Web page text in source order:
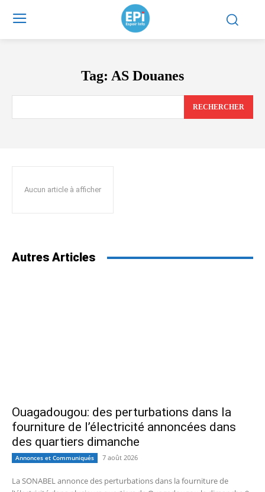
Tag: AS Douanes
RECHERCHER
Aucun article à afficher
Autres Articles
Ouagadougou: des perturbations dans la
fourniture de l’électricité annoncées dans
des quartiers dimanche
Annonces et Communiqués 7 août 2026
La SONABEL annonce des perturbations dans la fourniture de